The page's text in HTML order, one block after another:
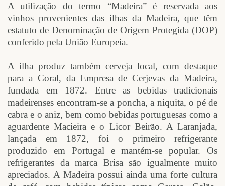
A utilização do termo “Madeira” é reservada aos
vinhos provenientes das ilhas da Madeira, que têm
estatuto de Denominação de Origem Protegida (DOP)
conferido pela União Europeia.
A ilha produz também cerveja local, com destaque
para a Coral, da Empresa de Cerjevas da Madeira,
fundada em 1872. Entre as bebidas tradicionais
madeirenses encontram-se a poncha, a niquita, o pé de
cabra e o aniz, bem como bebidas portuguesas como a
aguardente Macieira e o Licor Beirão. A Laranjada,
lançada em 1872, foi o primeiro refrigerante
produzido em Portugal e mantém-se popular. Os
refrigerantes da marca Brisa são igualmente muito
apreciados. A Madeira possui ainda uma forte cultura